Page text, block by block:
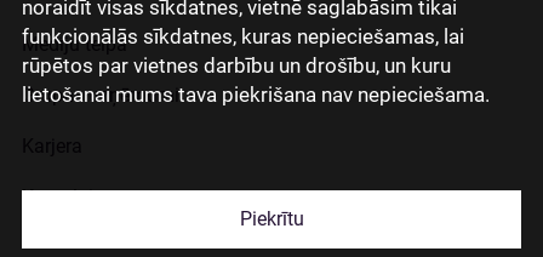
noraidīt visas sīkdatnes, vietnē saglabāsim tikai
funkcionālās sīkdatnes, kuras nepieciešamas, lai
rūpētos par vietnes darbību un drošību, un kuru
lietošanai mums tava piekrišana nav nepieciešama.
Piekrītu
Mediju telpa
Grupas uzņēmumi
Kontakti